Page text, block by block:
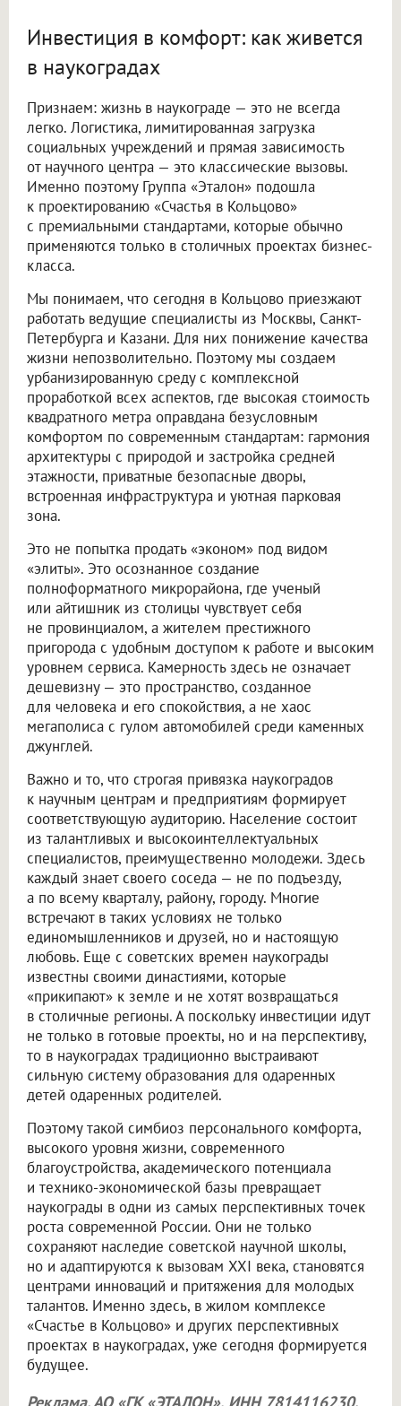
Инвестиция в комфорт: как живется
в наукоградах
Признаем: жизнь в наукограде — это не всегда
легко. Логистика, лимитированная загрузка
социальных учреждений и прямая зависимость
от научного центра — это классические вызовы.
Именно поэтому Группа «Эталон» подошла
к проектированию «Счастья в Кольцово»
с премиальными стандартами, которые обычно
применяются только в столичных проектах бизнес-
класса.
Мы понимаем, что сегодня в Кольцово приезжают
работать ведущие специалисты из Москвы, Санкт-
Петербурга и Казани. Для них понижение качества
жизни непозволительно. Поэтому мы создаем
урбанизированную среду с комплексной
проработкой всех аспектов, где высокая стоимость
квадратного метра оправдана безусловным
комфортом по современным стандартам: гармония
архитектуры с природой и застройка средней
этажности, приватные безопасные дворы,
встроенная инфраструктура и уютная парковая
зона.
Это не попытка продать «эконом» под видом
«элиты». Это осознанное создание
полноформатного микрорайона, где ученый
или айтишник из столицы чувствует себя
не провинциалом, а жителем престижного
пригорода с удобным доступом к работе и высоким
уровнем сервиса. Камерность здесь не означает
дешевизну — это пространство, созданное
для человека и его спокойствия, а не хаос
мегаполиса с гулом автомобилей среди каменных
джунглей.
Важно и то, что строгая привязка наукоградов
к научным центрам и предприятиям формирует
соответствующую аудиторию. Население состоит
из талантливых и высокоинтеллектуальных
специалистов, преимущественно молодежи. Здесь
каждый знает своего соседа — не по подъезду,
а по всему кварталу, району, городу. Многие
встречают в таких условиях не только
единомышленников и друзей, но и настоящую
любовь. Еще с советских времен наукограды
известны своими династиями, которые
«прикипают» к земле и не хотят возвращаться
в столичные регионы. А поскольку инвестиции идут
не только в готовые проекты, но и на перспективу,
то в наукоградах традиционно выстраивают
сильную систему образования для одаренных
детей одаренных родителей.
Поэтому такой симбиоз персонального комфорта,
высокого уровня жизни, современного
благоустройства, академического потенциала
и технико-экономической базы превращает
наукограды в одни из самых перспективных точек
роста современной России. Они не только
сохраняют наследие советской научной школы,
но и адаптируются к вызовам XXI века, становятся
центрами инноваций и притяжения для молодых
талантов. Именно здесь, в жилом комплексе
«Счастье в Кольцово» и других перспективных
проектах в наукоградах, уже сегодня формируется
будущее.